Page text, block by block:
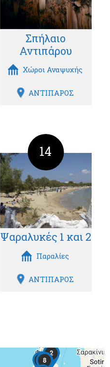
Σπήλαιο
Αντιπάρου
Χώροι Αναψυχής
ΑΝΤΙΠΑΡΟΣ
14
Ψαραλυκές 1 και 2
Παραλίες
ΑΝΤΙΠΑΡΟΣ
1
2
5
6 8